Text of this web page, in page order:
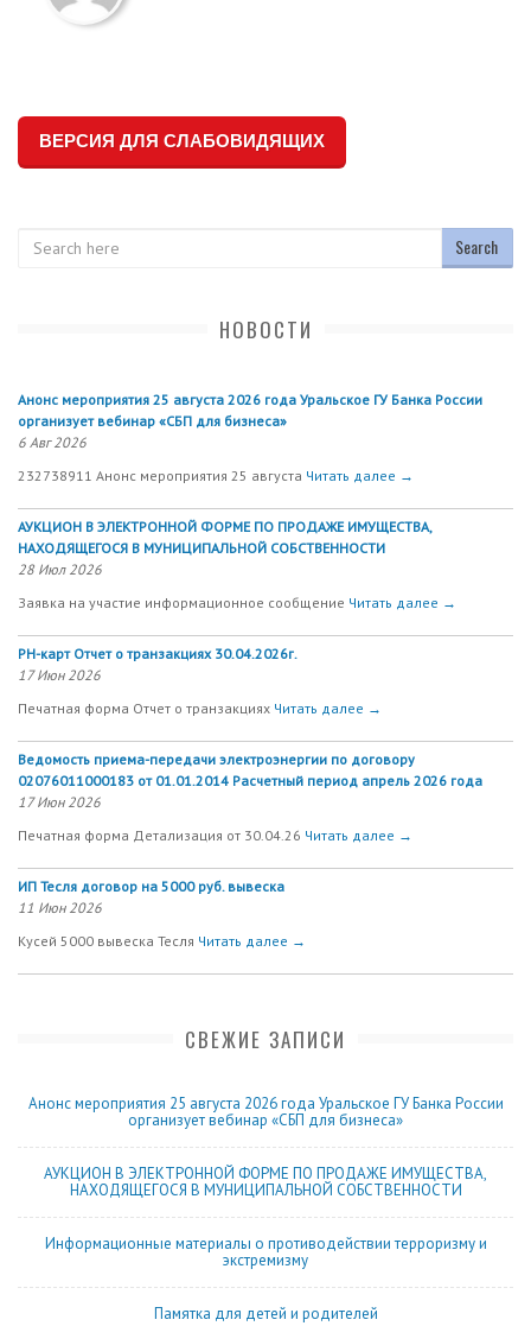
ВЕРСИЯ ДЛЯ СЛАБОВИДЯЩИХ
НОВОСТИ
Анонс мероприятия 25 августа 2026 года Уральское ГУ Банка России
организует вебинар «СБП для бизнеса»
6 Авг 2026
232738911 Анонс мероприятия 25 августа Читать далее →
АУКЦИОН В ЭЛЕКТРОННОЙ ФОРМЕ ПО ПРОДАЖЕ ИМУЩЕСТВА,
НАХОДЯЩЕГОСЯ В МУНИЦИПАЛЬНОЙ СОБСТВЕННОСТИ
28 Июл 2026
Заявка на участие информационное сообщение Читать далее →
РН-карт Отчет о транзакциях 30.04.2026г.
17 Июн 2026
Печатная форма Отчет о транзакциях Читать далее →
Ведомость приема-передачи электроэнергии по договору
02076011000183 от 01.01.2014 Расчетный период апрель 2026 года
17 Июн 2026
Печатная форма Детализация от 30.04.26 Читать далее →
ИП Тесля договор на 5000 руб. вывеска
11 Июн 2026
Кусей 5000 вывеска Тесля Читать далее →
СВЕЖИЕ ЗАПИСИ
Анонс мероприятия 25 августа 2026 года Уральское ГУ Банка России
организует вебинар «СБП для бизнеса»
АУКЦИОН В ЭЛЕКТРОННОЙ ФОРМЕ ПО ПРОДАЖЕ ИМУЩЕСТВА,
НАХОДЯЩЕГОСЯ В МУНИЦИПАЛЬНОЙ СОБСТВЕННОСТИ
Информационные материалы о противодействии терроризму и
экстремизму
Памятка для детей и родителей